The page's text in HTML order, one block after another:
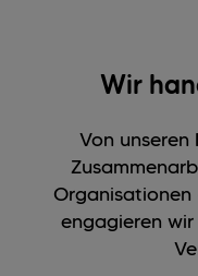
Wir
Von
Organisationen
engagieren